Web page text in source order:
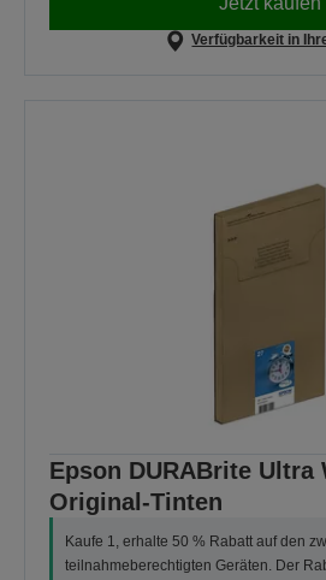
Verfügbarkeit in
Epson DURABrite Ultra
Original-Tinten
Kaufe 1, erhalte 50 % Rabatt auf den
teilnahmeberechtigten Geräten. Der